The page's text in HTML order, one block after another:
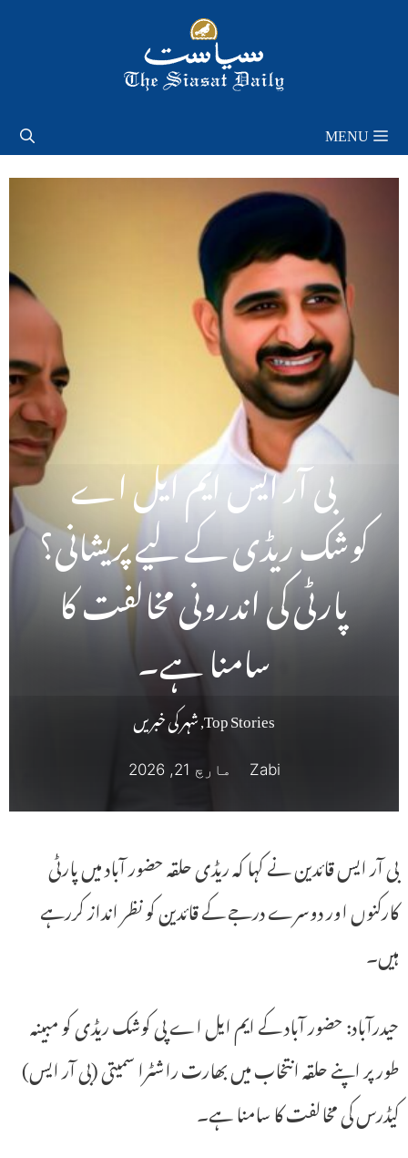
MENU
بی آر ایس ایم ایل اے
کوشک ریڈی کے لیے پریشانی؟
پارٹی کی اندرونی مخالفت کا
سامنا ہے۔
Top Stories
,شہر کی خبریں
Zabi مارچ 21, 2026
بی آر ایس قائدین نے کہا کہ ریڈی حلقہ حضور آباد میں پارٹی
کارکنوں اور دوسرے درجے کے قائدین کو نظر انداز کررہے
ہیں۔
حیدرآباد: حضور آباد کے ایم ایل اے پی کوشک ریڈی کو مبینہ
طور پر اپنے حلقہ انتخاب میں بھارت راشٹرا سمیتی (بی آر ایس)
کیڈرس کی مخالفت کا سامنا ہے۔